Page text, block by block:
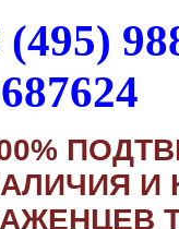
(495)
И